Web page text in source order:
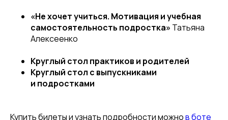
«Не хочет учиться. Мотивация и учебная
самостоятельность подростка» Татьяна
Алексеенко
Круглый стол практиков и родителей
Круглый стол с выпускниками
и подростками
Купить билеты и узнать подробности можнов боте